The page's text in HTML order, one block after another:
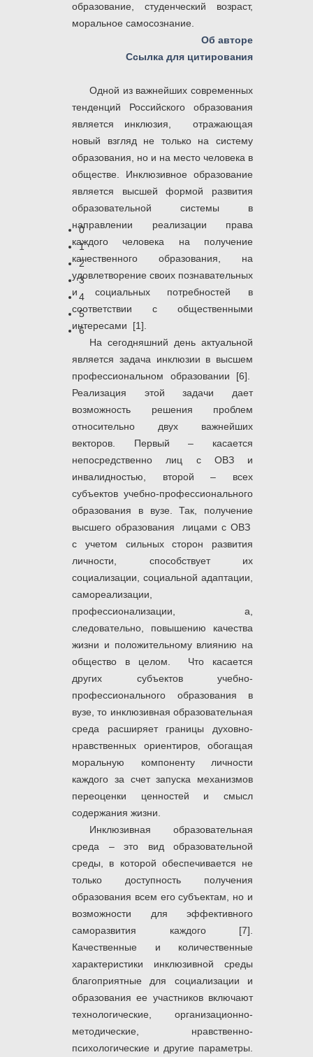
0
1
2
3
4
5
6
образование, студенческий возраст,
моральное самосознание.
Об авторе
Ссылка для цитирования
Одной из важнейших современных
тенденций Российского образования
является инклюзия, отражающая
новый взгляд не только на систему
образования, но и на место человека в
обществе. Инклюзивное образование
является высшей формой развития
образовательной системы в
направлении реализации права
каждого человека на получение
качественного образования, на
удовлетворение своих познавательных
и социальных потребностей в
соответствии с общественными
интересами [1].
На сегодняшний день актуальной
является задача инклюзии в высшем
профессиональном образовании [6].
Реализация этой задачи дает
возможность решения проблем
относительно двух важнейших
векторов. Первый – касается
непосредственно лиц с ОВЗ и
инвалидностью, второй – всех
субъектов учебно-профессионального
образования в вузе. Так, получение
высшего образования лицами с ОВЗ
с учетом сильных сторон развития
личности, способствует их
социализации, социальной адаптации,
самореализации,
профессионализации, а,
следовательно, повышению качества
жизни и положительному влиянию на
общество в целом. Что касается
других субъектов учебно-
профессионального образования в
вузе, то инклюзивная образовательная
среда расширяет границы духовно-
нравственных ориентиров, обогащая
моральную компоненту личности
каждого за счет запуска механизмов
переоценки ценностей и смысл
содержания жизни.
Инклюзивная образовательная
среда – это
вид образовательной
среды, в которой обеспечивается не
только доступность получения
образования всем его субъектам, но и
возможности для эффективного
саморазвития каждого [7].
Качественные и количественные
характеристики инклюзивной среды
благоприятные для социализации и
образования ее участников включают
технологические, организационно-
методические, нравственно-
психологические и другие параметры.